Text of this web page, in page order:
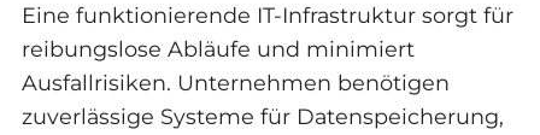
Eine funktionierende IT-Infrastruktur sorgt für
reibungslose Abläufe und minimiert
Ausfallrisiken. Unternehmen benötigen
zuverlässige Systeme für Datenspeicherung,